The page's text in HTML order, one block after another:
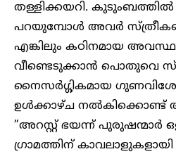
തള്ളിക്കയറി.
പറയുമ്പോൾ അവർ
എങ്കിലും കഠിനമായ
വീണ്ടെടുക്കാൻ പൊതുവെ
നൈസർഗ്ഗികമായ
ഉൾക്കാഴ്ച
”അറസ്റ്റ് ഭയന്ന് പുരുഷന്മാർ
ഗ്രാമത്തിന് കാവലാളുകളായി